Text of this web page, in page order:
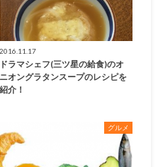
2016.11.17
ドラマシェフ(三ツ星の給食)のオ
ニオングラタンスープのレシピを
紹介！
グルメ